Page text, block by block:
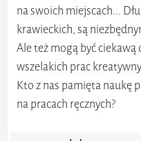
na swoich miejscach...
krawieckich, są
Ale też mogą być
wszelakich prac
Kto z nas pamięta naukę
na pracach ręcznych?